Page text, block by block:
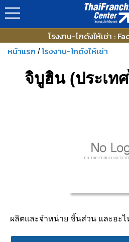
โรงงาน-โกดังให้เช่า :
หน้าแรก /โรงงาน-โกดังให้เช่า
จิบูฮิน (ประเท
ผลิตและจำหน่าย ชิ้นส่วน และอะ